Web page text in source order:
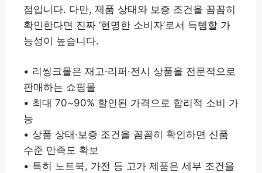
점입니다. 다만, 제품 상태와 보증 조건을 꼼꼼히
확인한다면 진짜 ‘현명한 소비자’로서 득템할 가
능성이 높습니다.
• 리씽크몰은 재고·리퍼·전시 상품을 전문적으로
판매하는 쇼핑몰
• 최대 70~90% 할인된 가격으로 합리적 소비 가
능
• 상품 상태·보증 조건을 꼼꼼히 확인하면 신품
수준 만족도 확보
• 특히 노트북, 가전 등 고가 제품은 세부 조건을